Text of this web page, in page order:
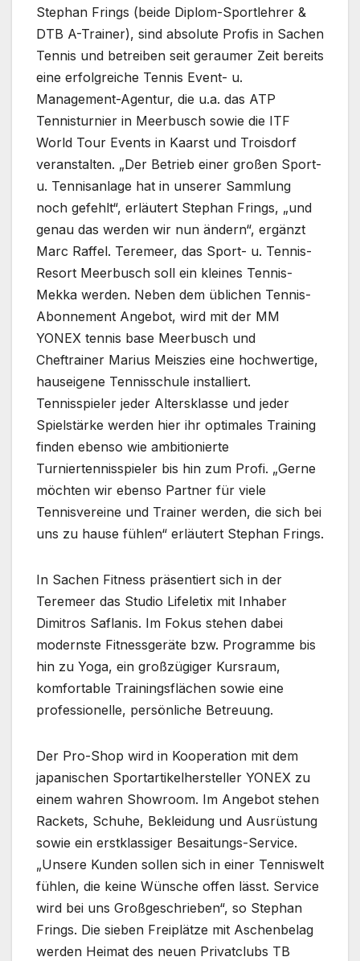
Stephan Frings (beide Diplom-Sportlehrer &
DTB A-Trainer), sind absolute Profis in Sachen
Tennis und betreiben seit geraumer Zeit bereits
eine erfolgreiche Tennis Event- u.
Management-Agentur, die u.a. das ATP
Tennisturnier in Meerbusch sowie die ITF
World Tour Events in Kaarst und Troisdorf
veranstalten. „Der Betrieb einer großen Sport-
u. Tennisanlage hat in unserer Sammlung
noch gefehlt“, erläutert Stephan Frings, „und
genau das werden wir nun ändern“, ergänzt
Marc Raffel. Teremeer, das Sport- u. Tennis-
Resort Meerbusch soll ein kleines Tennis-
Mekka werden. Neben dem üblichen Tennis-
Abonnement Angebot, wird mit der MM
YONEX tennis base Meerbusch und
Cheftrainer Marius Meiszies eine hochwertige,
hauseigene Tennisschule installiert.
Tennisspieler jeder Altersklasse und jeder
Spielstärke werden hier ihr optimales Training
finden ebenso wie ambitionierte
Turniertennisspieler bis hin zum Profi. „Gerne
möchten wir ebenso Partner für viele
Tennisvereine und Trainer werden, die sich bei
uns zu hause fühlen“ erläutert Stephan Frings.
In Sachen Fitness präsentiert sich in der
Teremeer das Studio Lifeletix mit Inhaber
Dimitros Saflanis. Im Fokus stehen dabei
modernste Fitnessgeräte bzw. Programme bis
hin zu Yoga, ein großzügiger Kursraum,
komfortable Trainingsflächen sowie eine
professionelle, persönliche Betreuung.
Der Pro-Shop wird in Kooperation mit dem
japanischen Sportartikelhersteller YONEX zu
einem wahren Showroom. Im Angebot stehen
Rackets, Schuhe, Bekleidung und Ausrüstung
sowie ein erstklassiger Besaitungs-Service.
„Unsere Kunden sollen sich in einer Tenniswelt
fühlen, die keine Wünsche offen lässt. Service
wird bei uns Großgeschrieben“, so Stephan
Frings. Die sieben Freiplätze mit Aschenbelag
werden Heimat des neuen Privatclubs TB